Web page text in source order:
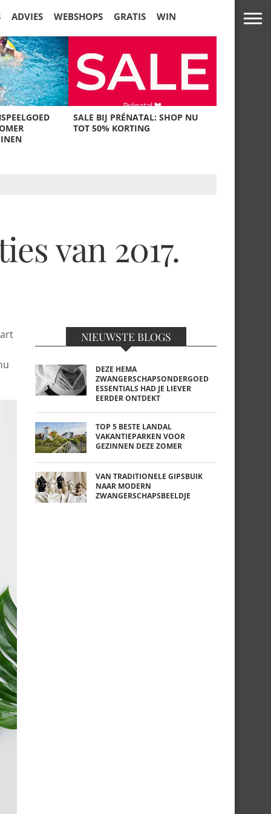
ADVIES WEBSHOPS GRATIS WIN
SALE BIJ PRÉNATAL: SHOP NU
TOT 50% KORTING
van 2017.
NIEUWSTE BLOGS
DEZE HEMA
ZWANGERSCHAPSONDERGOED
ESSENTIALS HAD JE LIEVER
EERDER ONTDEKT
TOP 5 BESTE LANDAL
VAKANTIEPARKEN VOOR
GEZINNEN DEZE ZOMER
VAN TRADITIONELE GIPSBUIK
NAAR MODERN
ZWANGERSCHAPSBEELDJE